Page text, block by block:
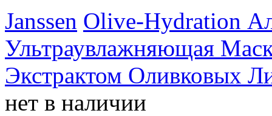
Janssen Olive-Hydration
Ультраувлажняющая
Экстрактом Оливковых
нет в наличии